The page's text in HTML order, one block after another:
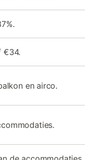
€34.
en airco.